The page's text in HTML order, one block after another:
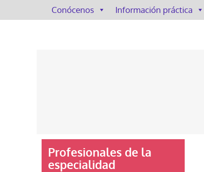
Conócenos Información práctica
Profesionales de la
especialidad